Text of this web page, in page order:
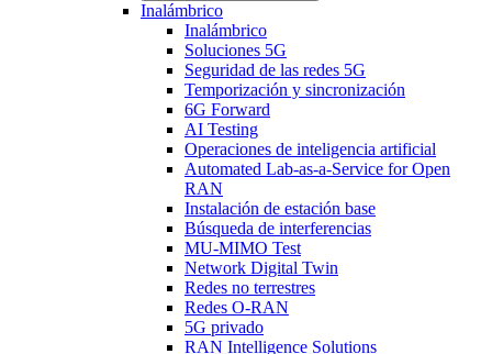
Inalámbrico
Inalámbrico
Soluciones 5G
Seguridad de las redes 5G
Temporización y sincronización
6G Forward
AI Testing
Operaciones de inteligencia artificial
Automated Lab-as-a-Service for Open
RAN
Instalación de estación base
Búsqueda de interferencias
MU-MIMO Test
Network Digital Twin
Redes no terrestres
Redes O-RAN
5G privado
RAN Intelligence Solutions